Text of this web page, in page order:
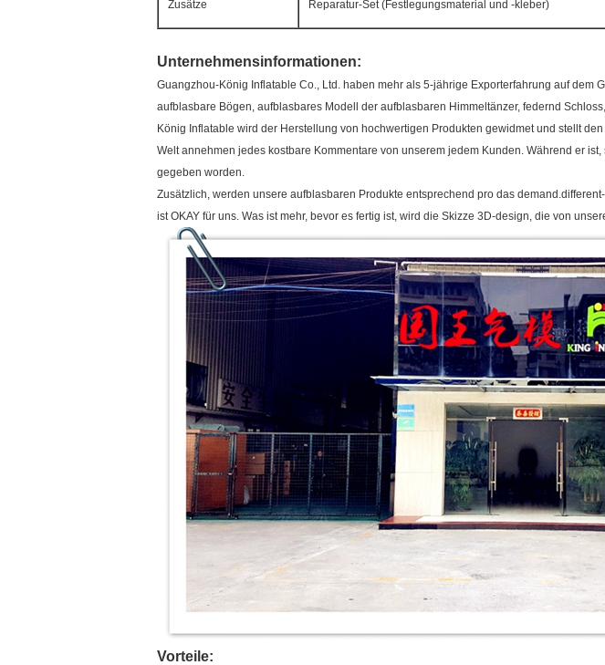
Zusätze Reparatur-Set (Festlegungsmaterial und -kleber)
Unternehmensinformationen:
Guangzhou-König Inflatable Co., Ltd. haben mehr als 5-jährige Exporterfahrung auf
aufblasbare Bögen, aufblasbares Modell der aufblasbaren Himmeltänzer, federnd
König Inflatable wird der Herstellung von hochwertigen Produkten gewidmet und stellt
Welt annehmen jedes kostbare Kommentare von unserem jedem Kunden. Während er
gegeben worden.
Zusätzlich, werden unsere aufblasbaren Produkte entsprechend pro das
ist OKAY für uns. Was ist mehr, bevor es fertig ist, wird die Skizze 3D-design, die von
Vorteile: